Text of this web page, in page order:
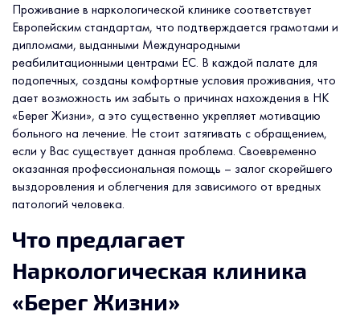
Проживание в наркологической клинике соответствует
Европейским стандартам, что подтверждается грамотами и
дипломами, выданными Международными
реабилитационными центрами ЕС. В каждой палате для
подопечных, созданы комфортные условия проживания, что
дает возможность им забыть о причинах нахождения в НК
«Берег Жизни», а это существенно укрепляет мотивацию
больного на лечение. Не стоит затягивать с обращением,
если у Вас существует данная проблема. Своевременно
оказанная профессиональная помощь – залог скорейшего
выздоровления и облегчения для зависимого от вредных
патологий человека.
Что предлагает
Наркологическая клиника
«Берег Жизни»